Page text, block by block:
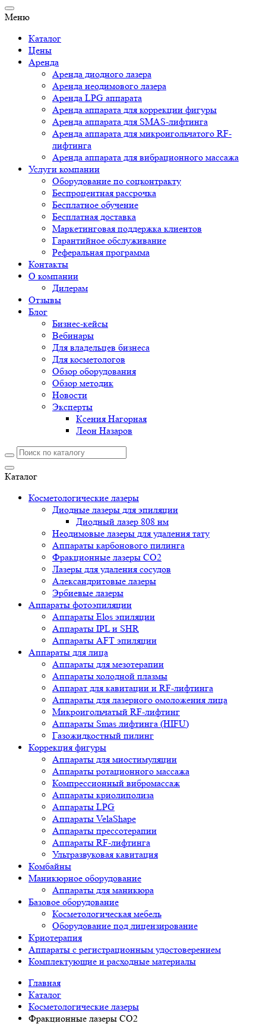
Меню
Каталог
Цены
Аренда
Аренда диодного лазера
Аренда неодимового лазера
Аренда LPG аппарата
Аренда аппарата для коррекции фигуры
Аренда аппарата для SMAS-лифтинга
Аренда аппарата для микроигольчатого RF-
лифтинга
Аренда аппарата для вибрационного массажа
Услуги компании
Оборудование по соцконтракту
Беспроцентная рассрочка
Бесплатное обучение
Бесплатная доставка
Маркетинговая поддержка клиентов
Гарантийное обслуживание
Реферальная программа
Контакты
О компании
Дилерам
Отзывы
Блог
Бизнес-кейсы
Вебинары
Для владельцев бизнеса
Для косметологов
Обзор оборудования
Обзор методик
Новости
Эксперты
Ксения Нагорная
Леон Назаров
Каталог
Косметологические лазеры
Диодные лазеры для эпиляции
Диодный лазер 808 нм
Неодимовые лазеры для удаления тату
Аппараты карбонового пилинга
Фракционные лазеры CO2
Лазеры для удаления сосудов
Александритовые лазеры
Эрбиевые лазеры
Аппараты фотоэпиляции
Аппараты Elos эпиляции
Аппараты IPL и SHR
Аппараты AFT эпиляции
Аппараты для лица
Аппараты для мезотерапии
Аппараты холодной плазмы
Аппарат для кавитации и RF-лифтинга
Аппараты для лазерного омоложения лица
Микроигольчатый RF-лифтинг
Аппараты Smas лифтинга (HIFU)
Газожидкостный пилинг
Коррекция фигуры
Аппараты для миостимуляции
Аппараты ротационного массажа
Компрессионный вибромассаж
Аппараты криолиполиза
Аппараты LPG
Аппараты VelaShape
Аппараты прессотерапии
Аппараты RF-лифтинга
Ультразвуковая кавитация
Комбайны
Маникюрное оборудование
Аппараты для маникюра
Базовое оборудование
Косметологическая мебель
Оборудование под лицензирование
Криотерапия
Аппараты c регистрационным удостоверением
Комплектующие и расходные материалы
Главная
Каталог
Косметологические лазеры
Фракционные лазеры CO2